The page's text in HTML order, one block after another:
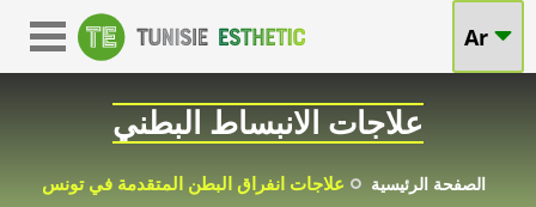
انبساط
البطن
في
العلاجات
المتقدمة
لانبساط
البطن
Ar
علاجات الانبساط البطني
الصفحة الرئيسية علاجات انفراق البطن المتقدمة في تونس